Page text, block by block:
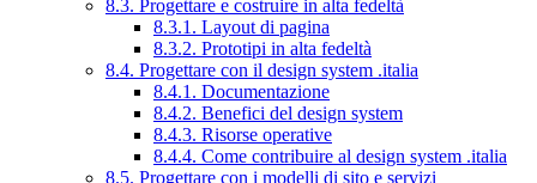
8.3. Progettare e costruire in alta fedeltà
8.3.1. Layout di pagina
8.3.2. Prototipi in alta fedeltà
8.4. Progettare con il design system .italia
8.4.1. Documentazione
8.4.2. Benefici del design system
8.4.3. Risorse operative
8.4.4. Come contribuire al design system .italia
8.5. Progettare con i modelli di sito e servizi